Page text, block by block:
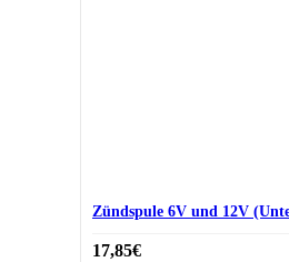
Zündspule 6V und 12V
17,85€